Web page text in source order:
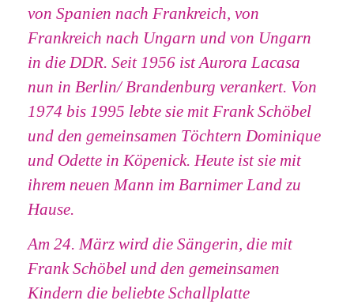
von Spanien nach Frankreich, von
Frankreich nach Ungarn und von Ungarn
in die DDR. Seit 1956 ist Aurora Lacasa
nun in Berlin/ Brandenburg verankert. Von
1974 bis 1995 lebte sie mit Frank Schöbel
und den gemeinsamen Töchtern Dominique
und Odette in Köpenick. Heute ist sie mit
ihrem neuen Mann im Barnimer Land zu
Hause.
Am 24. März wird die Sängerin, die mit
Frank Schöbel und den gemeinsamen
Kindern die beliebte Schallplatte